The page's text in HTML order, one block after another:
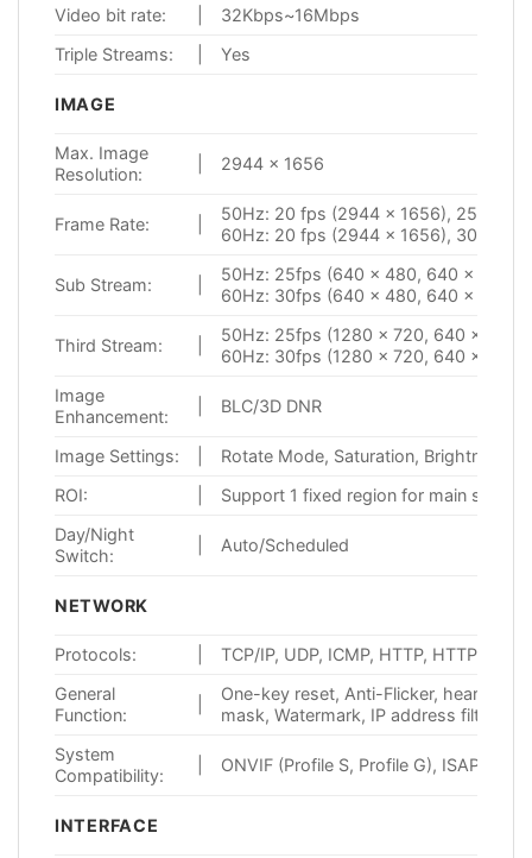
Video bit rate:
32Kbps~16Mbps
Triple Streams:
Yes
IMAGE
Max. Image
Resolution:
2944 × 1656
Frame Rate:
50Hz: 20 fps (2944 × 1656), 25 fps
60Hz: 20 fps (2944 × 1656), 30fps
Sub Stream:
50Hz: 25fps (640 × 480, 640 × 360,
60Hz: 30fps (640 × 480, 640 × 360,
Third Stream:
50Hz: 25fps (1280 × 720, 640 × 360,
60Hz: 30fps (1280 × 720, 640 × 360,
Image
Enhancement:
BLC/3D DNR
Image Settings:
Rotate Mode, Saturation, Brightness,
ROI:
Support 1 fixed region for main
Day/Night
Switch:
Auto/Scheduled
NETWORK
Protocols:
TCP/IP, UDP, ICMP, HTTP, HTTPS,
General
Function:
One-key reset, Anti-Flicker,
mask, Watermark, IP address filtering
System
Compatibility:
ONVIF (Profile S, Profile G), ISAPI
INTERFACE